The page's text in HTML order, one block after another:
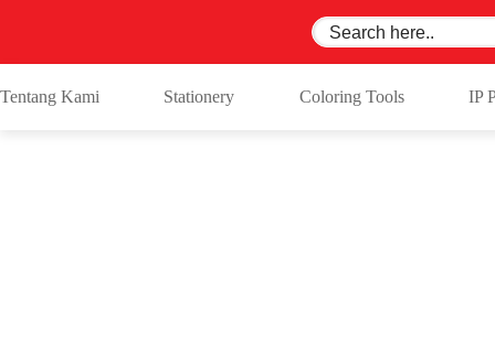
Tentang Kami Stationery Coloring Tools IP